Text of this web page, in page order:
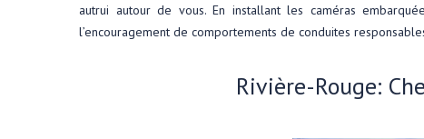
autrui autour de vous. En installant les caméras
l’encouragement de comportements de conduites
Rivière-Rouge: